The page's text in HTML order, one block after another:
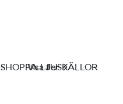
SHOPPA LJUSKÄLLOR
Visa fler